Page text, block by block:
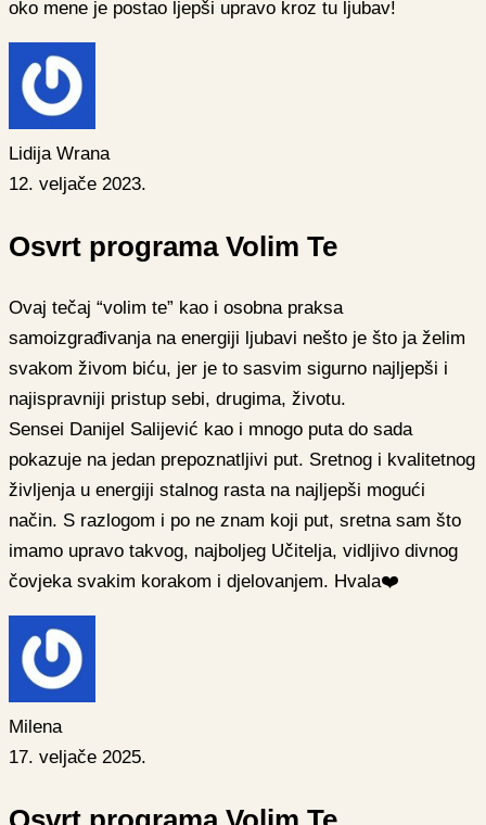
oko mene je postao ljepši upravo kroz tu ljubav!
Lidija Wrana
12. veljače 2023.
Osvrt programa Volim Te
Ovaj tečaj “volim te” kao i osobna praksa
samoizgrađivanja na energiji ljubavi nešto je što ja želim
svakom živom biću, jer je to sasvim sigurno najljepši i
najispravniji pristup sebi, drugima, životu.
Sensei Danijel Salijević kao i mnogo puta do sada
pokazuje na jedan prepoznatljivi put. Sretnog i kvalitetnog
življenja u energiji stalnog rasta na najljepši mogući
način. S razlogom i po ne znam koji put, sretna sam što
imamo upravo takvog, najboljeg Učitelja, vidljivo divnog
čovjeka svakim korakom i djelovanjem. Hvala❤️
Milena
17. veljače 2025.